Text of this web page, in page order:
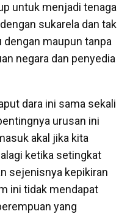
untuk menjadi tenaga
sukarela dan tak
dengan maupun tanpa
negara dan penyedia
dara ini sama sekali
urusan ini
akal jika kita
ketika setingkat
sejenisnya kepikiran
ini tidak mendapat
yang